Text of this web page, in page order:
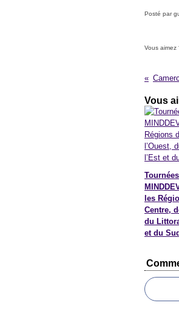
Posté par
Vous aimez
Vous
les
Centre,
du
et du Sud